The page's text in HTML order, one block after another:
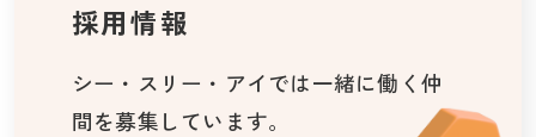
採用情報
採用情報
シー・スリー・アイでは一緒に働く仲
間を募集しています。